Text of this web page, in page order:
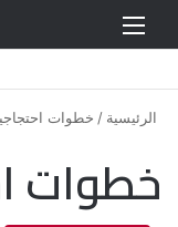
الرئيسية / خطوات
خطوات